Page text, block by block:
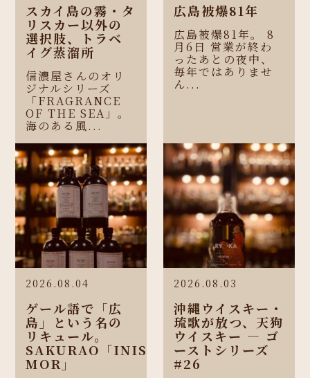
スカイ島の霧・タ
リスカー以外の
選択肢、トラベ
イグ蒸溜所
信濃屋さんのオリ
ジナルシリーズ
「FRAGRANCE
OF THE SEA」。
海のある風...
広島被爆81年
広島被爆81年。 8
月6日 営業が終わ
ったあとの夜中、
毎年ではありませ
ん...
2026.08.04
ゲール語で「広
島」という名の
リキュール。
SAKURAO「INIS
MOR」
2026.08.03
沖縄ウイスキー・
琉歌が放つ、天狗
ウイスキー ― ゴ
ーストシリーズ
#26